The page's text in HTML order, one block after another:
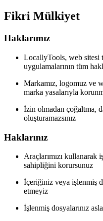
Fikri Mülkiyet
Haklarımız
LocallyTools, web sitesi
uygulamalarının tüm
Markamız, logomuz ve
marka yasalarıyla
İzin olmadan çoğaltma,
oluşturamazsınız
Haklarınız
Araçlarımızı kullanarak
sahipliğini korursunuz
İçeriğiniz veya işlenmiş
etmeyiz
İşlenmiş dosyalarınız